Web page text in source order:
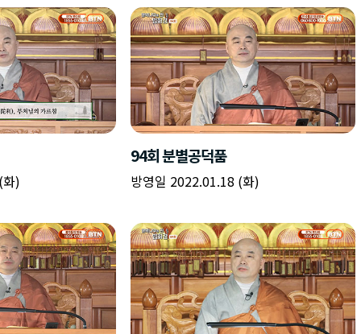
)
94회 분별공덕품
방영일 2022.01.18 (화)